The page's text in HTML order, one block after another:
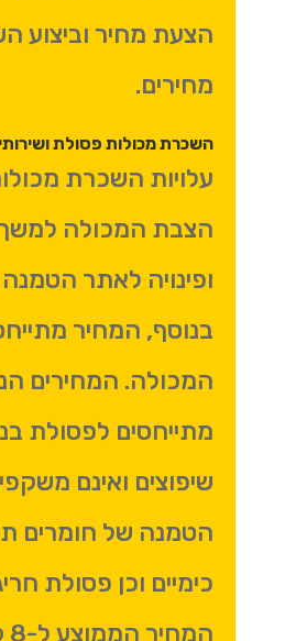
הצעת מחיר וביצוע
מחירים.
השכרת מכולות פסולת ושירותי
עלויות השכרת
הצבת המכולה
ופינויה לאתר
בנוסף, המחיר
המכולה. המחירים
מתייחסים לפסולת
שיפוצים ואינם
הטמנה של חומרים
כימיים וכן פסולת